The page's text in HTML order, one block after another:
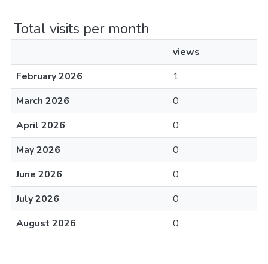
Total visits per month
views
February 2026
1
March 2026
0
April 2026
0
May 2026
0
June 2026
0
July 2026
0
August 2026
0